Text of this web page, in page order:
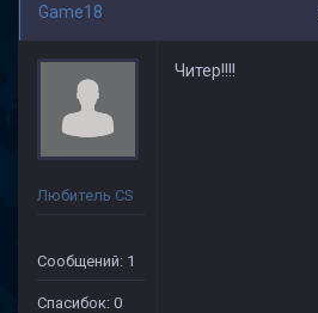
Game18
Любитель CS
Сообщений: 1
Спасибок: 0
Читер!!!!